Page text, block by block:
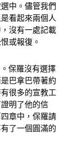
中。儘管我們
看起來兩個人
沒有一處記載
或報復。
保羅沒有選擇
巴拿巴帶著約
很多的宣教工
明了他的信
章中，保羅請
了一個圓滿的